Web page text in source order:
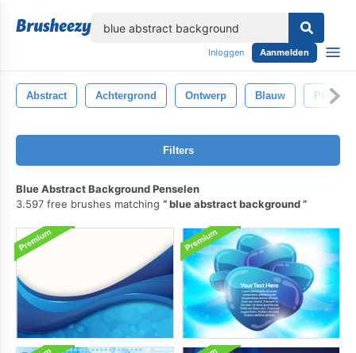
Inloggen Aanmelden
Abstract Achtergrond Ontwerp Blauw Patroon
Filters
Blue Abstract Background Penselen
3.597 free brushes matching
blue abstract background